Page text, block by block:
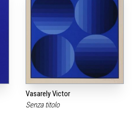
Vasarely Victor
Senza titolo